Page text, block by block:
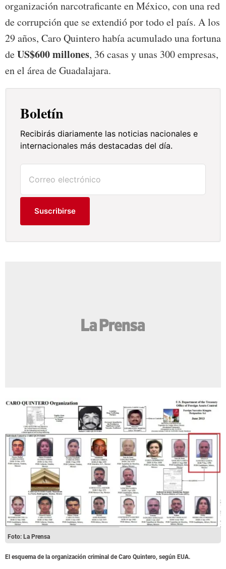
organización narcotraficante en México, con una red
de corrupción que se extendió por todo el país. A los
29 años, Caro Quintero había acumulado una fortuna
deUS$600 millones, 36 casas y unas 300 empresas,
en el área de Guadalajara.
Boletín
Recibirás diariamente las noticias nacionales e
internacionales más destacadas del día.
Suscribirse
Foto: La Prensa
El esquema de la organización criminal de Caro Quintero, según EUA.